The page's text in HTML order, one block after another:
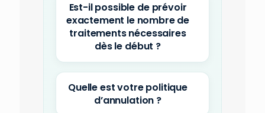
Est-il possible de prévoir
exactement le nombre de
traitements nécessaires
dès le début ?
Quelle est votre politique
d’annulation ?